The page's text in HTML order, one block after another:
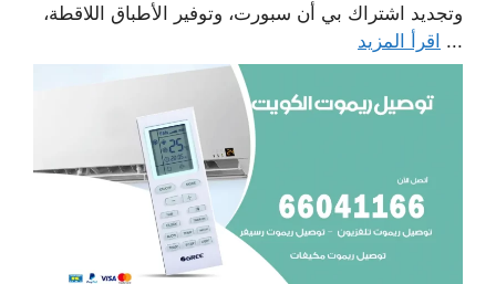
وتجديد اشتراك بي أن سبورت، وتوفير الأطباق اللاقطة،
... اقرأ المزيد